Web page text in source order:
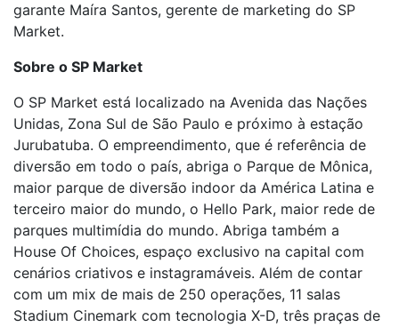
garante Maíra Santos, gerente de marketing do SP
Market.
Sobre o SP Market
O SP Market está localizado na Avenida das Nações
Unidas, Zona Sul de São Paulo e próximo à estação
Jurubatuba. O empreendimento, que é referência de
diversão em todo o país, abriga o Parque de Mônica,
maior parque de diversão indoor da América Latina e
terceiro maior do mundo, o Hello Park, maior rede de
parques multimídia do mundo. Abriga também a
House Of Choices, espaço exclusivo na capital com
cenários criativos e instagramáveis. Além de contar
com um mix de mais de 250 operações, 11 salas
Stadium Cinemark com tecnologia X-D, três praças de